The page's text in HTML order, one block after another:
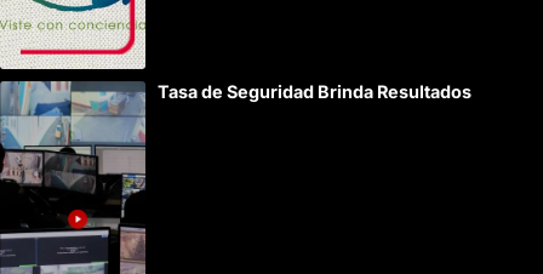
Tasa de Seguridad Brinda Resultados